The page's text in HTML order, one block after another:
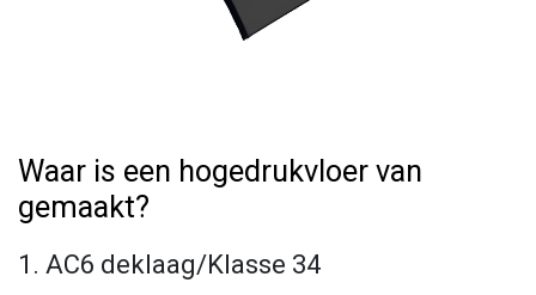
Waar is een hogedrukvloer van
gemaakt?
1. AC6 deklaag/Klasse 34